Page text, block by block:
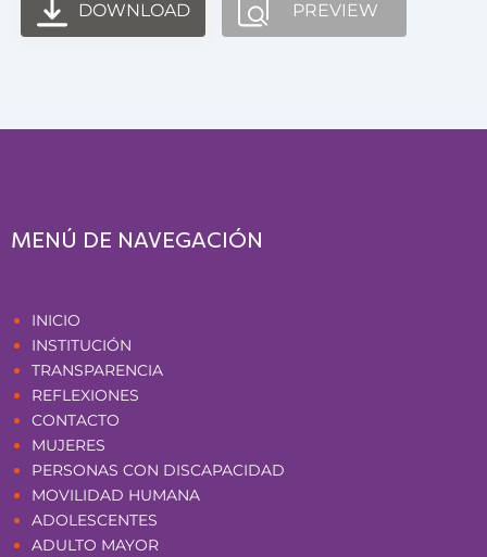
DOWNLOAD PREVIEW
MENÚ DE NAVEGACIÓN
INICIO
INSTITUCIÓN
TRANSPARENCIA
REFLEXIONES
CONTACTO
MUJERES
PERSONAS CON DISCAPACIDAD
MOVILIDAD HUMANA
ADOLESCENTES
ADULTO MAYOR